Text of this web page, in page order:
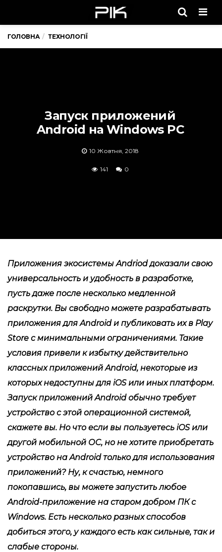
ГОЛОВНА ТЕХНОЛОГІЇ
Запуск приложений
Android на Windows PC
10 Жовтня, 2018
141 0
Приложения экосистемы Andriod доказали свою
универсальность и удобность в разработке,
пусть даже после несколько медленной
раскрутки. Вы свободно можете разрабатывать
приложения для Android и публиковать их в Play
Store с минимальными ограничениями. Такие
условия привели к избытку действительно
классных приложений Android, некоторые из
которых недоступны для iOS или иных платформ.
Запуск приложений Android обычно требует
устройство с этой операционной системой,
скажете вы. Но что если вы пользуетесь iOS или
другой мобильной ОС, но не хотите приобретать
устройство на Android только для использования
приложений? Ну, к счастью, немного
покопавшись, вы можете запустить любое
Android-приложение на старом добром ПК с
Windows. Есть несколько разных способов
добиться этого, у каждого есть как сильные, так и
слабые стороны.